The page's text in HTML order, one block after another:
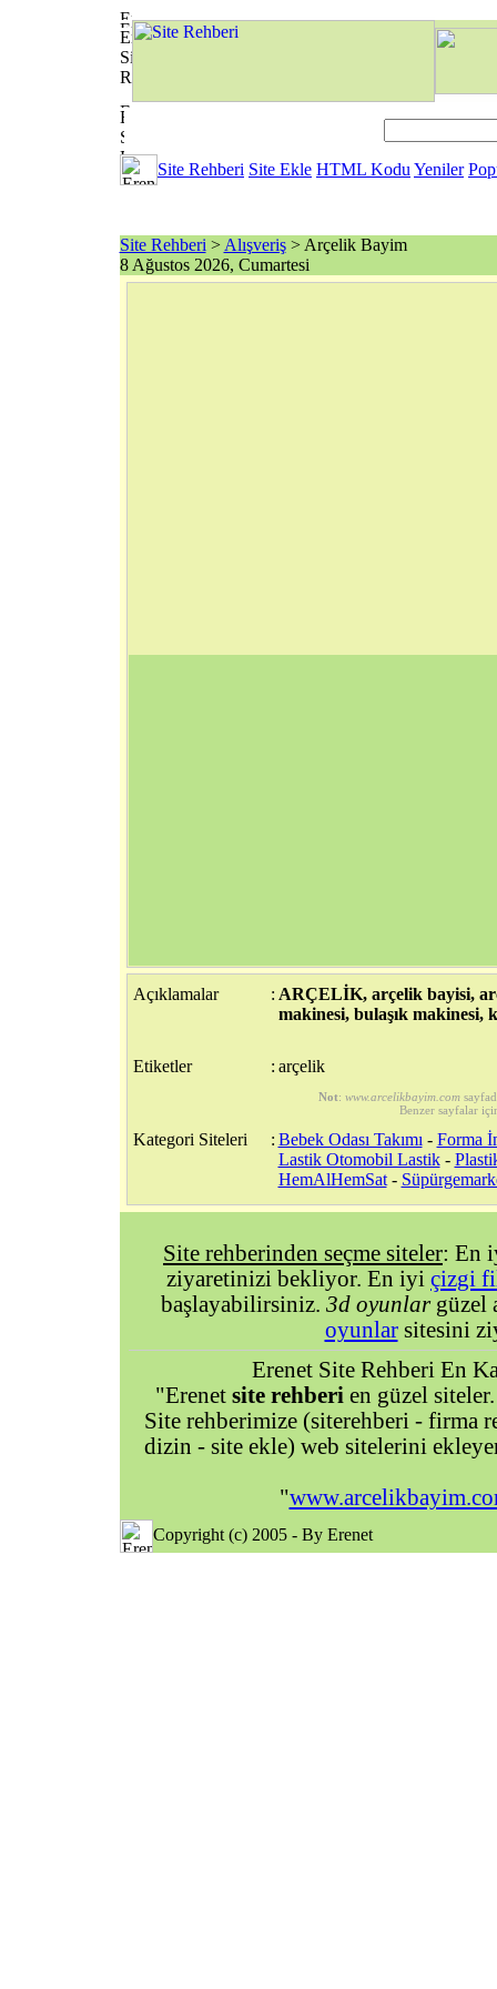
Site Rehberi Site Ekle HTML Kodu Yeniler
Site Rehberi > Alışveriş> Arçelik Bayim
8 Ağustos 2026, Cumartesi
Açıklamalar : ARÇELİK, arçelik bayisi,
makinesi, bulaşık makinesi,
Etiketler : arçelik
Not: www.arcelikbayim.com
Benzer sayfalar
Kategori Siteleri : Bebek Odası Takımı - Forma
Lastik Otomobil Lastik-
HemAlHemSat-
Site rehberinden seçme siteler: En
ziyaretinizi bekliyor. En iyi çizgi
başlayabilirsiniz. 3d oyunlargüzel
oyunlarsitesini
Erenet Site Rehberi En
"Erenet site rehberi en güzel
Site rehberimize (siterehberi - firma
dizin - site ekle) web sitelerini
"
Copyright (c) 2005 - By Erenet